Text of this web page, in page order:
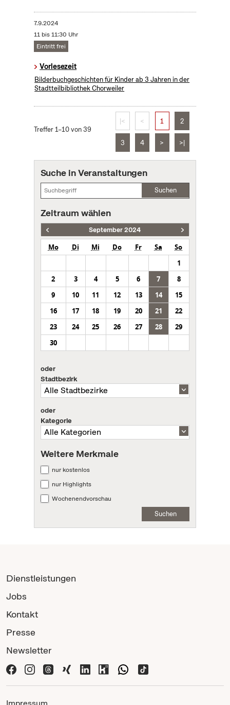
7.9.2024
11 bis 11:30 Uhr
Eintritt frei
Vorlesezeit
Bilderbuchgeschichten für Kinder ab 3 Jahren in der
Stadtteilbibliothek Chorweiler
Treffer 1–10 von 39
|< < 1 2
3 4 > >|
Suche in Veranstaltungen
Suchen
Zeitraum wählen
September 2024
Mo Di Mi Do Fr Sa
So
1
2
3 4 5 6 7
8
9
10 11 12 13 14
15
16
17 18 19 20 21
22
23
24 25 26 27 28
29
30
oder
Stadtbezirk
oder
Kategorie
Weitere Merkmale
nur kostenlos
nur Highlights
Wochenendvorschau
Suchen
Dienstleistungen
Jobs
Kontakt
Presse
Newsletter